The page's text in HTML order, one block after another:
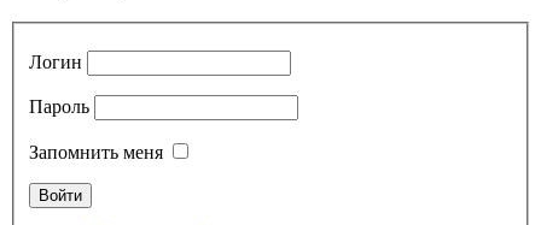
Логин
Пароль
Запомнить меня